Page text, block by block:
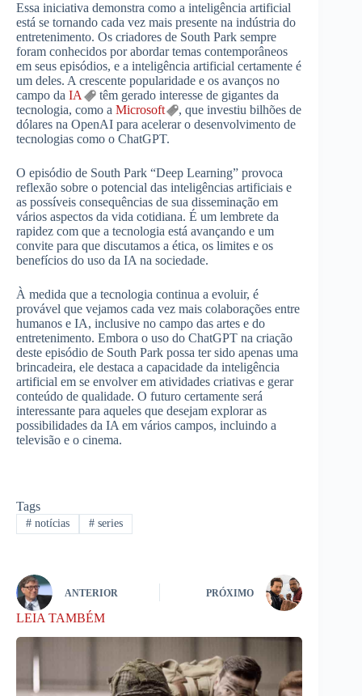
Essa iniciativa demonstra como a inteligência artificial
está se tornando cada vez mais presente na indústria do
entretenimento. Os criadores de South Park sempre
foram conhecidos por abordar temas contemporâneos
em seus episódios, e a inteligência artificial certamente é
um deles. A crescente popularidade e os avanços no
campo da IA
têm gerado interesse de gigantes da
tecnologia, como a Microsoft
, que investiu bilhões de
dólares na OpenAI para acelerar o desenvolvimento de
tecnologias como o ChatGPT.
O episódio de South Park “Deep Learning” provoca
reflexão sobre o potencial das inteligências artificiais e
as possíveis consequências de sua disseminação em
vários aspectos da vida cotidiana. É um lembrete da
rapidez com que a tecnologia está avançando e um
convite para que discutamos a ética, os limites e os
benefícios do uso da IA na sociedade.
À medida que a tecnologia continua a evoluir, é
provável que vejamos cada vez mais colaborações entre
humanos e IA, inclusive no campo das artes e do
entretenimento. Embora o uso do ChatGPT na criação
deste episódio de South Park possa ter sido apenas uma
brincadeira, ele destaca a capacidade da inteligência
artificial em se envolver em atividades criativas e gerar
conteúdo de qualidade. O futuro certamente será
interessante para aqueles que desejam explorar as
possibilidades da IA em vários campos, incluindo a
televisão e o cinema.
Tags
#notícias #series
ANTERIOR PRÓXIMO
LEIA TAMBÉM